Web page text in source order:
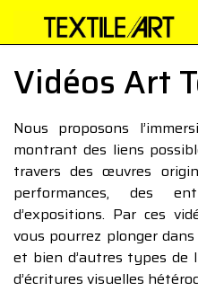
Vidéos Art
Nous proposons
montrant des liens
travers des œuvres
performances, des
d’expositions. Par ces
vous pourrez plonger
et bien d’autres types de
d’écritures visuelles